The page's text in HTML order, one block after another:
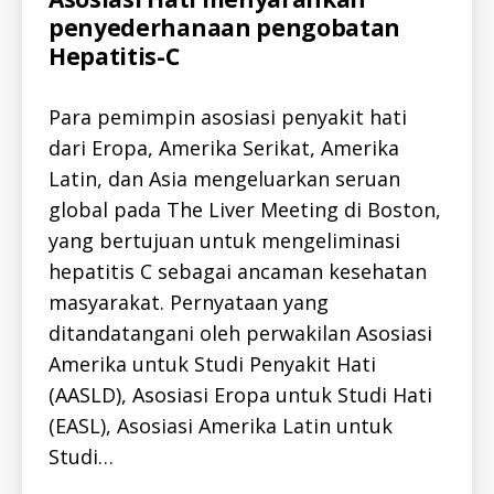
L
L
-
E
P
C
I
N
E
W
S
-
I
penyederhanaan pengobatan
Hepatitis-C
Para pemimpin asosiasi penyakit hati
dari Eropa, Amerika Serikat, Amerika
Latin, dan Asia mengeluarkan seruan
global pada The Liver Meeting di Boston,
yang bertujuan untuk mengeliminasi
hepatitis C sebagai ancaman kesehatan
masyarakat. Pernyataan yang
ditandatangani oleh perwakilan Asosiasi
Amerika untuk Studi Penyakit Hati
(AASLD), Asosiasi Eropa untuk Studi Hati
(EASL), Asosiasi Amerika Latin untuk
Studi…
c
h
a
i,
h